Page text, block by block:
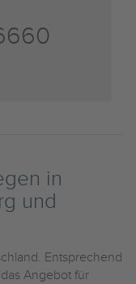
in
und
Entsprechend
Angebot für